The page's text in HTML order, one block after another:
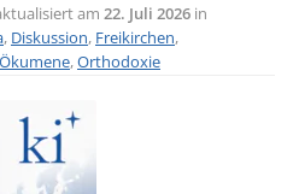
am 22. Juli 2026 in
, Diskussion, Freikirchen,
Ökumene,Orthodoxie